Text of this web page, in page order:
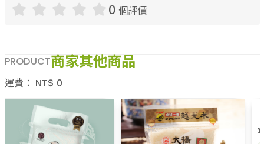
0 個評價
PRODUCT商家其他商品
運費： NT$ 0
《米屋》馥米(1kg/包
x10)